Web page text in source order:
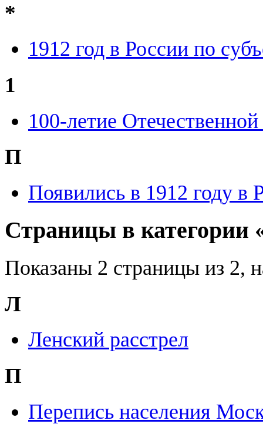
*
1912 год в России по
1
100-летие
П
Появились в 1912 году в
Страницы в категории
Показаны 2 страницы из 2,
Л
Ленский расстрел
П
Перепись населения